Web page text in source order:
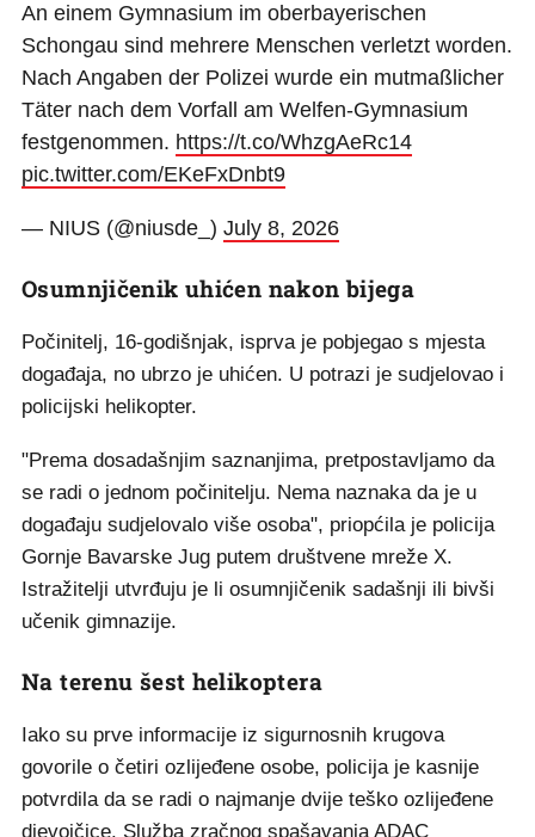
An einem Gymnasium im oberbayerischen
Schongau sind mehrere Menschen verletzt worden.
Nach Angaben der Polizei wurde ein mutmaßlicher
Täter nach dem Vorfall am Welfen-Gymnasium
festgenommen. https://t.co/WhzgAeRc14
pic.twitter.com/EKeFxDnbt9
— NIUS (@niusde_) July 8, 2026
Osumnjičenik uhićen nakon bijega
Počinitelj, 16-godišnjak, isprva je pobjegao s mjesta
događaja, no ubrzo je uhićen. U potrazi je sudjelovao i
policijski helikopter.
"Prema dosadašnjim saznanjima, pretpostavljamo da
se radi o jednom počinitelju. Nema naznaka da je u
događaju sudjelovalo više osoba", priopćila je policija
Gornje Bavarske Jug putem društvene mreže X.
Istražitelji utvrđuju je li osumnjičenik sadašnji ili bivši
učenik gimnazije.
Na terenu šest helikoptera
Iako su prve informacije iz sigurnosnih krugova
govorile o četiri ozlijeđene osobe, policija je kasnije
potvrdila da se radi o najmanje dvije teško ozlijeđene
djevojčice. Služba zračnog spašavanja ADAC